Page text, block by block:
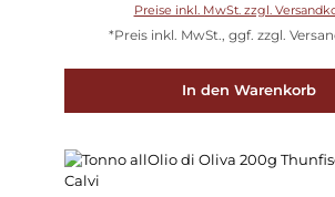
Preise inkl. MwSt. zzgl.
*Preis inkl. MwSt., ggf. zzgl.
In den Warenkorb